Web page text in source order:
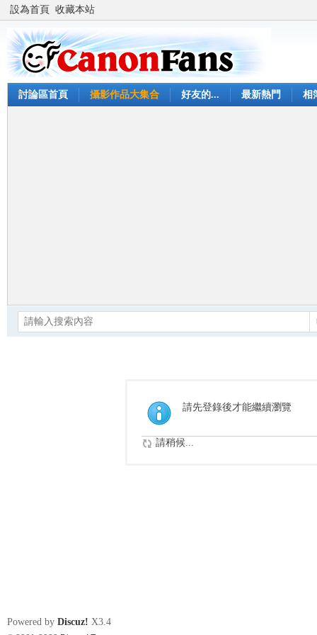
設為首頁 收藏本站
討論區首頁 攝影作品大集合 好友的... 最新熱門 相
請先登錄後才能繼續瀏覽
請稍候...
Powered by Discuz! X3.4